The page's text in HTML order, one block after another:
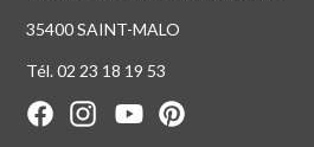
35400 SAINT-MALO
Tél. 02 23 18 19 53